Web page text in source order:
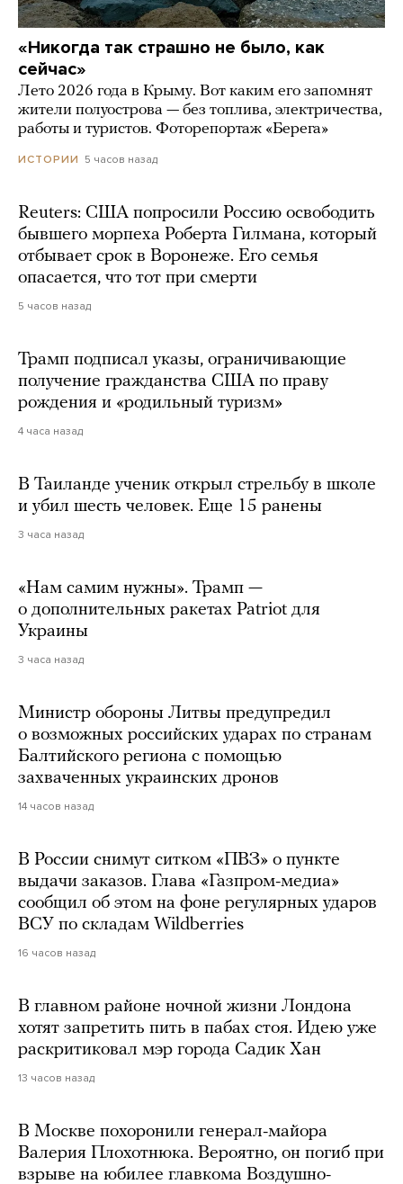
«Никогда так страшно не было, как
сейчас»
Лето 2026 года в Крыму. Вот каким его запомнят
жители полуострова — без топлива, электричества,
работы и туристов. Фоторепортаж «Берега»
ИСТОРИИ 5 часов назад
Reuters: США попросили Россию освободить
бывшего морпеха Роберта Гилмана, который
отбывает срок в Воронеже. Его семья
опасается, что тот при смерти
5 часов назад
Трамп подписал указы, ограничивающие
получение гражданства США по праву
рождения и «родильный туризм»
4 часа назад
В Таиланде ученик открыл стрельбу в школе
и убил шесть человек. Еще 15 ранены
3 часа назад
«Нам самим нужны». Трамп —
о дополнительных ракетах Patriot для
Украины
3 часа назад
Министр обороны Литвы предупредил
о возможных российских ударах по странам
Балтийского региона с помощью
захваченных украинских дронов
14 часов назад
В России снимут ситком «ПВЗ» о пункте
выдачи заказов. Глава «Газпром-медиа»
сообщил об этом на фоне регулярных ударов
ВСУ по складам Wildberries
16 часов назад
В главном районе ночной жизни Лондона
хотят запретить пить в пабах стоя. Идею уже
раскритиковал мэр города Садик Хан
13 часов назад
В Москве похоронили генерал-майора
Валерия Плохотнюка. Вероятно, он погиб при
взрыве на юбилее главкома Воздушно-